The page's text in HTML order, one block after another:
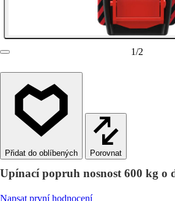
1/2
Porovnat
Upínací popruh nosnost 600 kg o
Napsat první hodnocení